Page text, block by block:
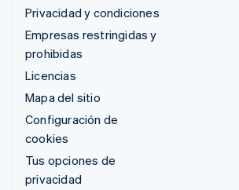
Privacidad y condiciones
Empresas restringidas y
prohibidas
Licencias
Mapa del sitio
Configuración de
cookies
Tus opciones de
privacidad